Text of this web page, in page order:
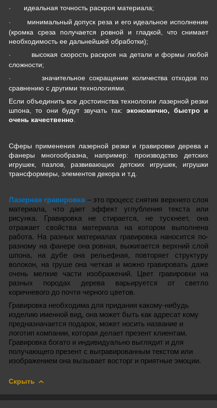
· идеальная точность раскроя материала;
·
минимальный допуск реза и его идеальное исполнение
(кромка среза получается ровной и гладкой, что снимает
необходимость ее дальнейшей обработки);
·
высокая скорость раскроя на детали и формы любой
сложности;
·
значительное сокращение количества отходов по
сравнению с другими технологиями.
Если объединить все достоинства технологии лазерной резки
шпона, то они будут звучать так:экономично, быстро и
очень качественно
Cферы применения лазерной резки и гравировки дерева и
фанеры многообразна, например: производство детских
игрушек, пазлов, развивающих детских игрушек, игрушки
трансформеры, элементов декора и т.д.
Лазерная гравировка – это процесс снятия верхнего слоя
материала, что дает эффект углубления текста или
рисунка. Гравировка не стирается, не тускнеет, она
отражает свойства материала на котором выполнена
работа. На разных материалах гравировка наносится по-
разному на фанере она ровная, выжигается верхний слой
шпона, на дубе она рельефная, повторяет структуру
волокон, на груше она четкая и можно гравировать даже
очень мелкие части изображений. Цвет гравировки на
разных породах дерева варьируется от светло
коричневого до почти черного цветов.
Гравировка необходима для придания какому-нибудь
изделию именной вид, она может быть как адресат кому
предназначается подарок, может носить название и
логотип компании, которая делает презент клиентам.
Гравировка богато и индивидуально выглядит и для
получающего презент с выгравированным текстом или
изображением она вызывает восторг и приятные эмоции.
Скрыть